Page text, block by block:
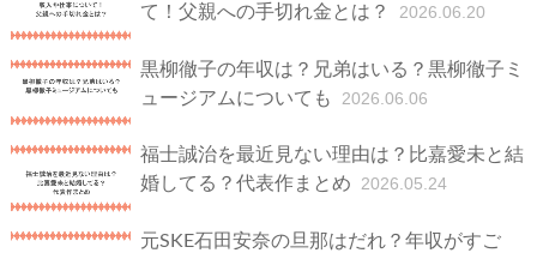
て！父親への手切れ金とは？
2026.06.20
黒柳徹子の年収は？兄弟はいる？黒柳徹子ミ
ュージアムについても
2026.06.06
福士誠治を最近見ない理由は？比嘉愛未と結
婚してる？代表作まとめ
2026.05.24
元SKE石田安奈の旦那はだれ？年収がすご